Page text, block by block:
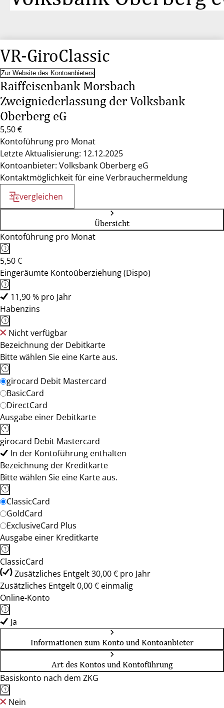
VR-GiroClassic
Zur Website des Kontoanbieters
Raiffeisenbank Morsbach
Zweigniederlassung der Volksbank
Oberberg eG
5,50 €
Kontoführung pro Monat
Letzte Aktualisierung: 12.12.2025
Kontoanbieter: Volksbank Oberberg eG
Kontaktmöglichkeit für eine Verbrauchermeldung
vergleichen
Übersicht
Kontoführung pro Monat
5,50 €
Eingeräumte Kontoüberziehung (Dispo)
11,90 % pro Jahr
Habenzins
Nicht verfügbar
Bezeichnung der Debitkarte
Bitte wählen Sie eine Karte aus.
girocard Debit Mastercard
BasicCard
DirectCard
Ausgabe einer Debitkarte
girocard Debit Mastercard
In der Kontoführung enthalten
Bezeichnung der Kreditkarte
Bitte wählen Sie eine Karte aus.
ClassicCard
GoldCard
ExclusiveCard Plus
Ausgabe einer Kreditkarte
ClassicCard
Zusätzliches Entgelt 30,00 € pro Jahr
Zusätzliches Entgelt 0,00 € einmalig
Online-Konto
Ja
Informationen zum Konto und Kontoanbieter
Art des Kontos und Kontoführung
Basiskonto nach dem ZKG
Nein